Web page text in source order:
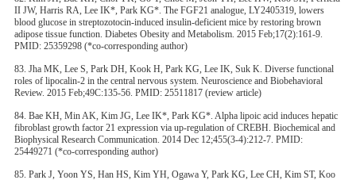
II JW, Harris RA, Lee IK*, Park KG*. The FGF21 analogue, LY2405319, lowers
blood glucose in streptozotocin-induced insulin-deficient mice by restoring brown
adipose tissue function. Diabetes Obesity and Metabolism. 2015 Feb;17(2):161-9.
PMID: 25359298 (*co-corresponding author)
83. Jha MK, Lee S, Park DH, Kook H, Park KG, Lee IK, Suk K. Diverse functional
roles of lipocalin-2 in the central nervous system. Neuroscience and Biobehavioral
Review. 2015 Feb;49C:135-56. PMID: 25511817 (review article)
84. Bae KH, Min AK, Kim JG, Lee IK*, Park KG*. Alpha lipoic acid induces hepatic
fibroblast growth factor 21 expression via up-regulation of CREBH. Biochemical and
Biophysical Research Communication. 2014 Dec 12;455(3-4):212-7. PMID:
25449271 (*co-corresponding author)
85. Park J, Yoon YS, Han HS, Kim YH, Ogawa Y, Park KG, Lee CH, Kim ST, Koo